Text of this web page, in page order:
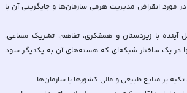
مورد انقراض مدیریت هرمی سازمان‌ها و جایگزینی آن با
آینده با زیردستان و همفکری، تفاهم، تشریک مساعی،
در یک ساختار شبکه‌ای که هسته‌های آن به یکدیگر سود